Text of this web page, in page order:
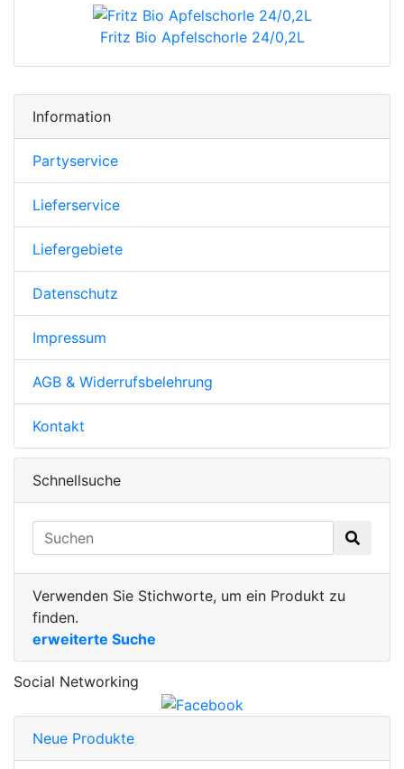
Fritz Bio Apfelschorle 24/0,2L
Information
Partyservice
Lieferservice
Liefergebiete
Datenschutz
Impressum
AGB & Widerrufsbelehrung
Kontakt
Schnellsuche
Verwenden Sie Stichworte, um ein Produkt zu
finden.
erweiterte Suche
Social Networking
Neue Produkte